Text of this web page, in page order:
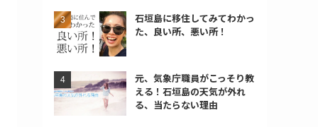
石垣島に移住してみてわかっ
た、良い所、悪い所！
元、気象庁職員がこっそり教
える！石垣島の天気が外れ
る、当たらない理由